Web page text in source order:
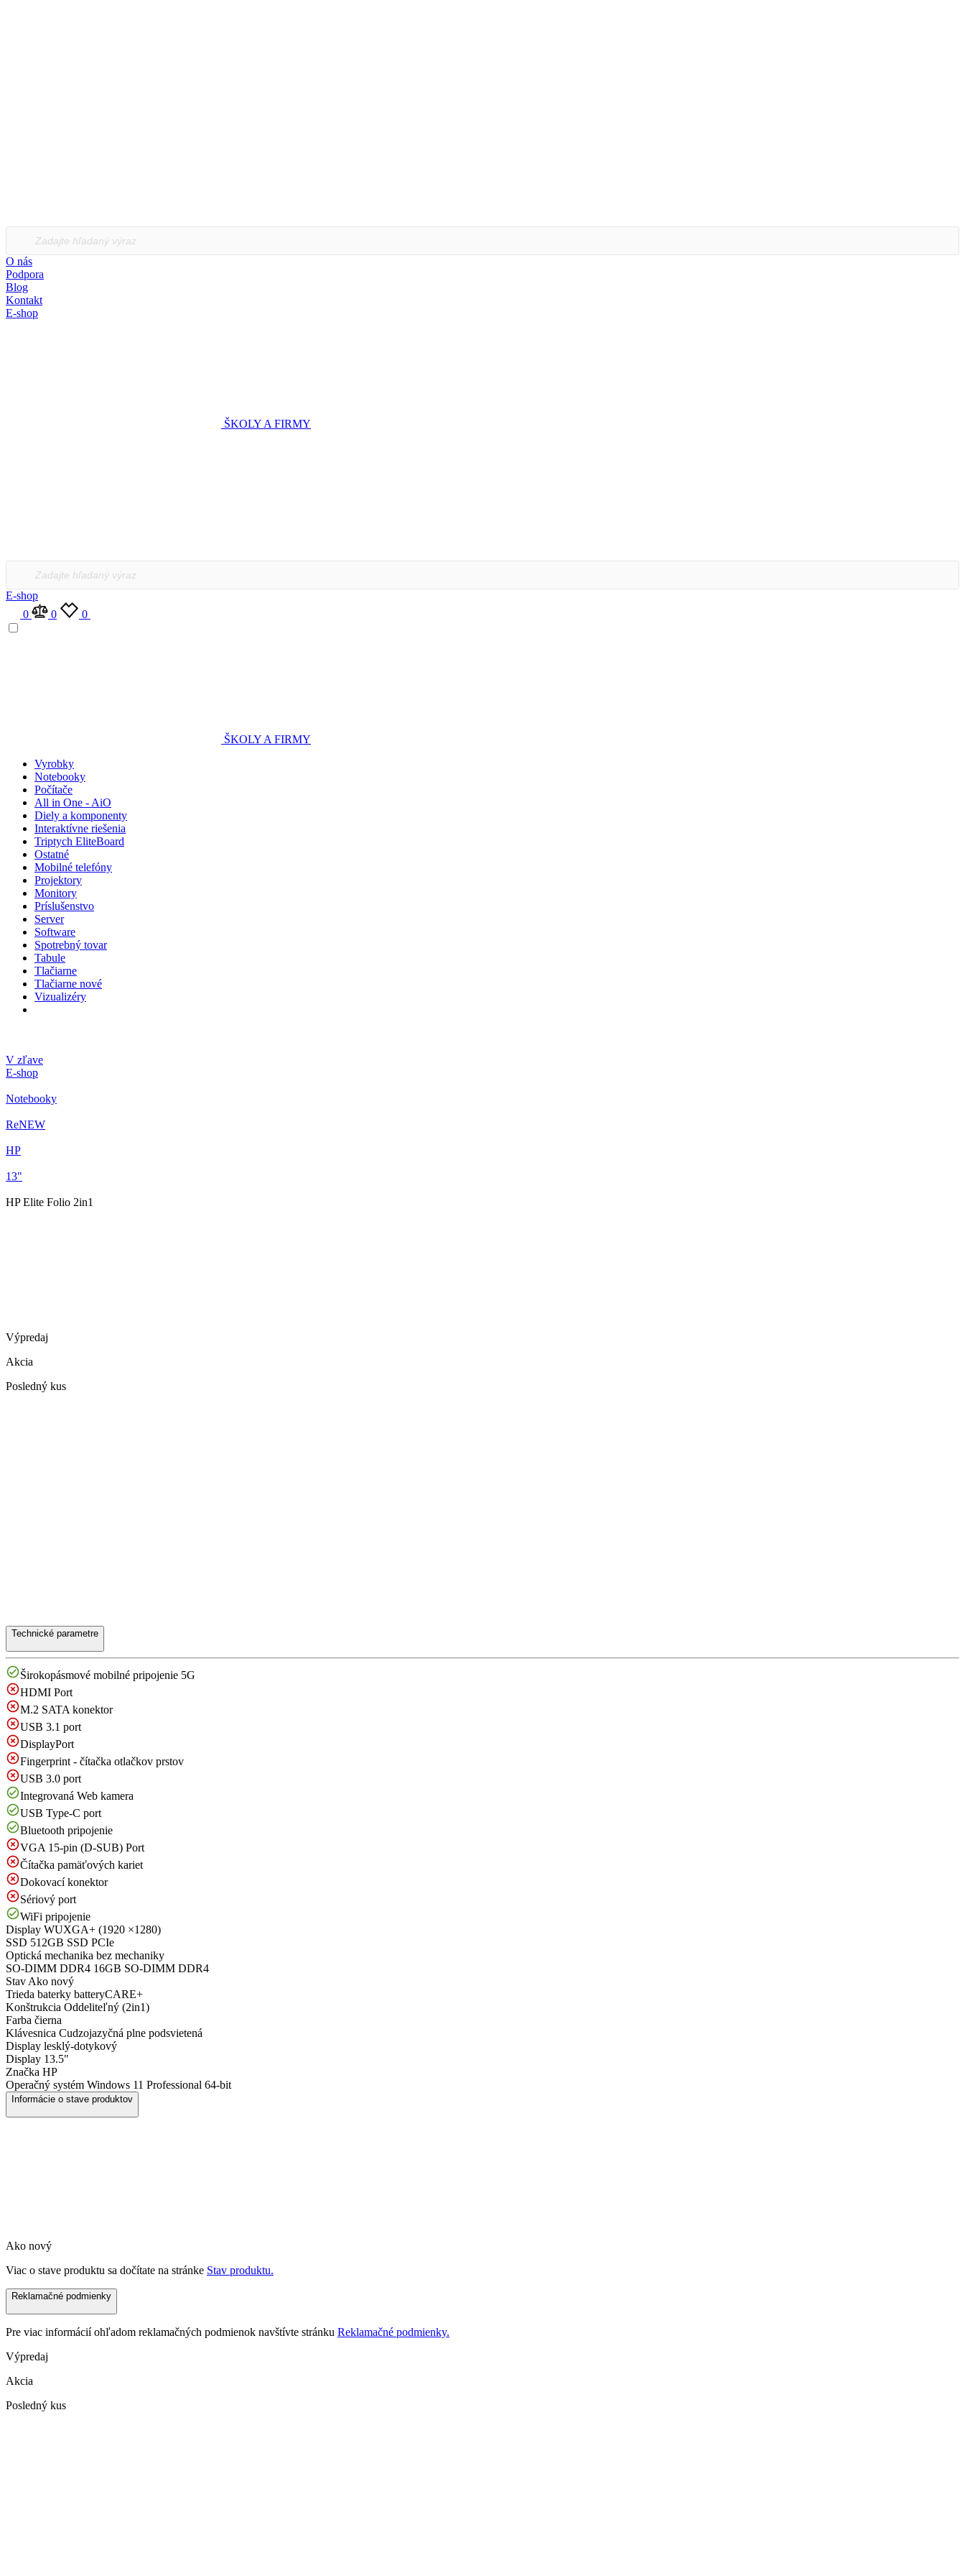
O nás
Podpora
Blog
Kontakt
E-shop
ŠKOLY A FIRMY
E-shop
0
0 0
ŠKOLY A FIRMY
Vyrobky
Notebooky
Počítače
All in One - AiO
Diely a komponenty
Interaktívne riešenia
Triptych EliteBoard
Ostatné
Mobilné telefóny
Projektory
Monitory
Príslušenstvo
Server
Software
Spotrebný tovar
Tabule
Tlačiarne
Tlačiarne nové
Vizualizéry
V zľave
E-shop
Notebooky
ReNEW
HP
13"
HP Elite Folio 2in1
Výpredaj
Akcia
Posledný kus
Technické parametre
Širokopásmové mobilné pripojenie 5G
HDMI Port
M.2 SATA konektor
USB 3.1 port
DisplayPort
Fingerprint - čítačka otlačkov prstov
USB 3.0 port
Integrovaná Web kamera
USB Type-C port
Bluetooth pripojenie
VGA 15-pin (D-SUB) Port
Čítačka pamäťových kariet
Dokovací konektor
Sériový port
WiFi pripojenie
Display WUXGA+ (1920 ×1280)
SSD 512GB SSD PCIe
Optická mechanika bez mechaniky
SO-DIMM DDR4 16GB SO-DIMM DDR4
Stav Ako nový
Trieda baterky batteryCARE+
Konštrukcia Oddeliteľný (2in1)
Farba čierna
Klávesnica Cudzojazyčná plne podsvietená
Display lesklý-dotykový
Display 13.5"
Značka HP
Operačný systém Windows 11 Professional 64-bit
Informácie o stave produktov
Ako nový
Viac o stave produktu sa dočítate na stránke Stav produktu.
Reklamačné podmienky
Pre viac informácií ohľadom reklamačných podmienok navštívte stránku Reklamačné podmienky.
Výpredaj
Akcia
Posledný kus